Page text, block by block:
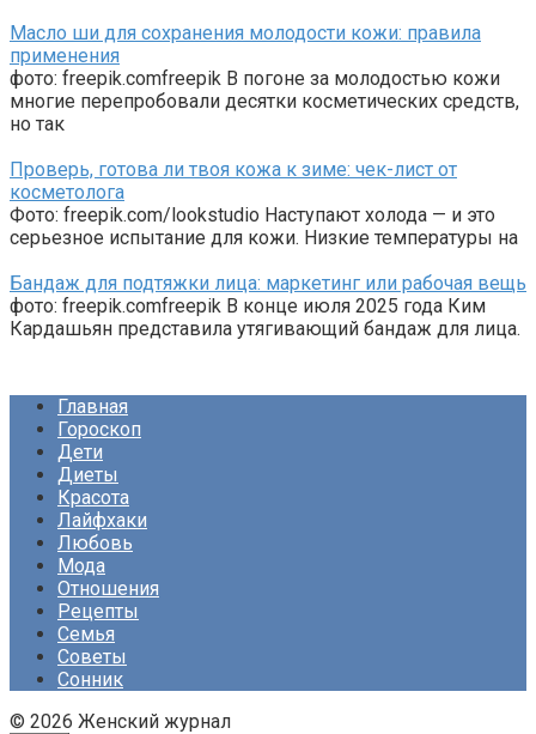
Масло ши для сохранения молодости кожи: правила
применения
фото: freepik.comfreepik В погоне за молодостью кожи
многие перепробовали десятки косметических средств,
но так
Проверь, готова ли твоя кожа к зиме: чек-лист от
косметолога
Фото: freepik.com/lookstudio Наступают холода — и это
серьезное испытание для кожи. Низкие температуры на
Бандаж для подтяжки лица: маркетинг или рабочая вещь
фото: freepik.comfreepik В конце июля 2025 года Ким
Кардашьян представила утягивающий бандаж для лица.
Главная
Гороскоп
Дети
Диеты
Красота
Лайфхаки
Любовь
Мода
Отношения
Рецепты
Семья
Советы
Сонник
© 2026 Женский журнал